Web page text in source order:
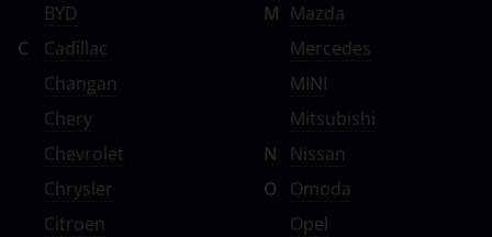
BYD
C
Cadillac
Changan
Chery
Chevrolet
Chrysler
Citroen
M Mazda
Mercedes
MINI
Mitsubishi
N
Nissan
O
Omoda
Opel